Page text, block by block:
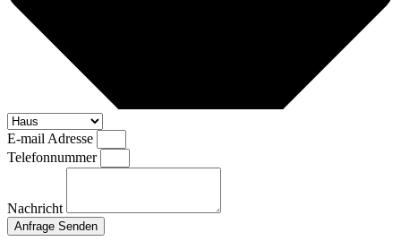
E-mail Adresse
Telefonnummer
Nachricht
Anfrage Senden